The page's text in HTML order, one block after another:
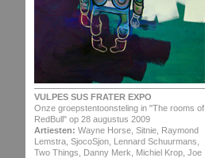
VULPES SUS FRATER EXPO
Onze groepstentoonsteling in "The rooms of
RedBull" op 28 augustus 2009
Artiesten: Wayne Horse, Sitnie, Raymond
Lemstra, SjocoSjon, Lennard Schuurmans,
Two Things, Danny Merk, Michiel Krop, Joe